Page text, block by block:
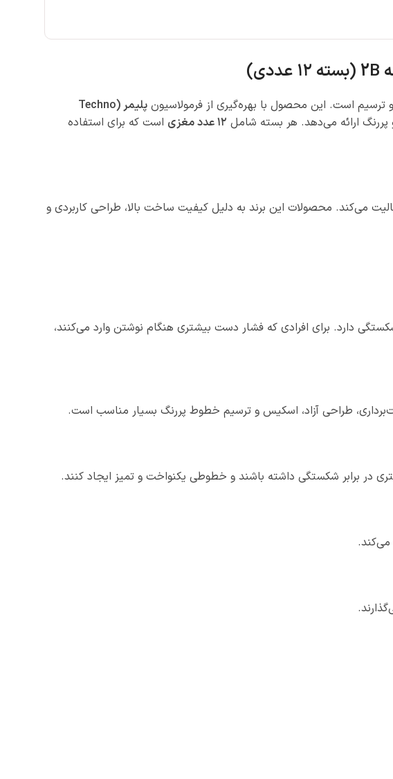
است. این محصول با بهره‌گیری از فرمولاسیون
پلیمر (Techno
ارائه می‌دهد. هر بسته شامل ۱۲ عدد مغزی
است که برای استفاده
می‌کند. محصولات این برند به دلیل کیفیت ساخت بالا، طراحی کاربردی و
دارد. برای افرادی که فشار دست بیشتری هنگام نوشتن وارد می‌کنند،
در برابر شکستگی داشته باشند و خطوطی یکنواخت و تمیز ایجاد کنند.
می‌کند.